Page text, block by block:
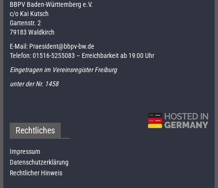
BBPV Baden-Württemberg e.V.
c/o Kai Kutsch
Gartenstr. 2
79183 Waldkirch
E-Mail: Praesident@bbpv-bw.de
Telefon:01516-5255083 – Erreichbarkeit ab 19:00 Uhr
Eingetragen im Vereinsregister Freiburg
unter der Nr. 1458
Rechtliches
Impressum
Datenschutzerklärung
Rechtlicher Hinweis